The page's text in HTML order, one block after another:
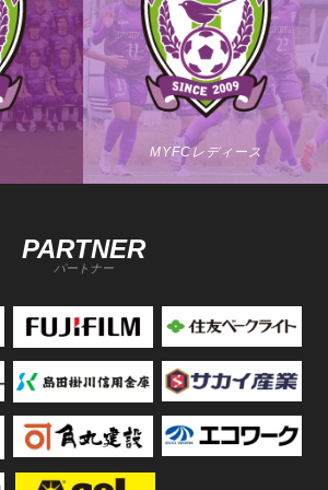
MYFCレディース
PARTNER
パートナー